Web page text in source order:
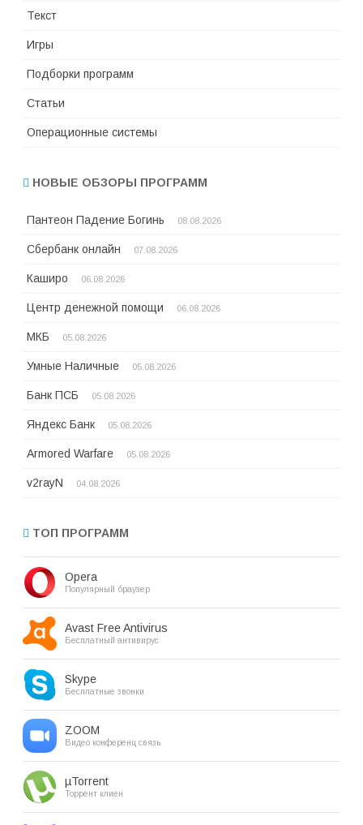
Текст
Игры
Подборки программ
Статьи
Операционные системы
НОВЫЕ ОБЗОРЫ ПРОГРАММ
Пантеон Падение Богинь 08.08.2026
Сбербанк онлайн 07.08.2026
Каширо 06.08.2026
Центр денежной помощи 06.08.2026
МКБ 05.08.2026
Умные Наличные 05.08.2026
Банк ПСБ 05.08.2026
Яндекс Банк 05.08.2026
Armored Warfare 05.08.2026
v2rayN 04.08.2026
ТОП ПРОГРАММ
Opera
Популярный браузер
Avast Free Antivirus
Бесплатный антивирус
Skype
Бесплатные звонки
ZOOM
Видео конференц связь
µTorrent
Торрент клиен